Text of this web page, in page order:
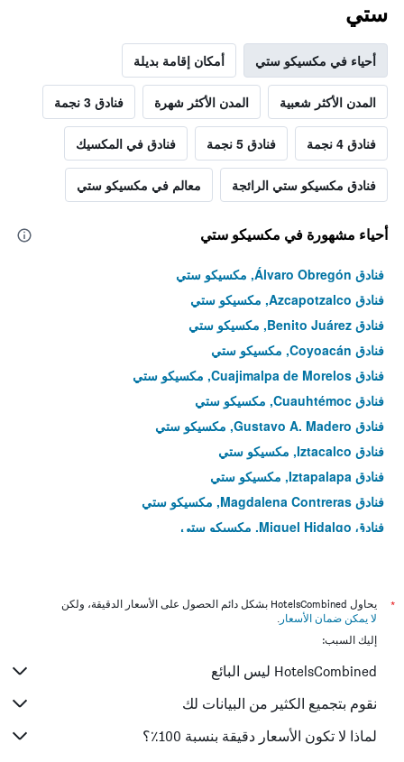
ستي
أحياء في مكسيكو ستي أمكان إقامة بديلة
المدن الأكثر شعبية المدن الأكثر شهرة فنادق 3 نجمة
فنادق 4 نجمة فنادق 5 نجمة فنادق في المكسيك
فنادق مكسيكو ستي الرائجة معالم في مكسيكو ستي
أحياء مشهورة في مكسيكو ستي
فنادق Álvaro Obregón, مكسيكو ستي
فنادق Azcapotzalco, مكسيكو ستي
فنادق Benito Juárez, مكسيكو ستي
فنادق Coyoacán, مكسيكو ستي
فنادق Cuajimalpa de Morelos, مكسيكو ستي
فنادق Cuauhtémoc, مكسيكو ستي
فنادق Gustavo A. Madero, مكسيكو ستي
فنادق Iztacalco, مكسيكو ستي
فنادق Iztapalapa, مكسيكو ستي
فنادق Magdalena Contreras, مكسيكو ستي
فنادق Miguel Hidalgo, مكسيكو ستي
فنادق Polanco, مكسيكو ستي
فنادق Portales Sur, مكسيكو ستي
فنادق Tláhuac, مكسيكو ستي
فنادق Tlalpan, مكسيكو ستي
فنادق Venustiano Carranza, مكسيكو ستي
*
يحاول HotelsCombined بشكل دائم الحصول على الأسعار الدقيقة، ولكن
لا يمكن ضمان الأسعار .
إليك السبب:
HotelsCombined ليس البائع
نقوم بتجميع الكثير من البيانات لك
لماذا لا تكون الأسعار دقيقة بنسبة 100٪؟